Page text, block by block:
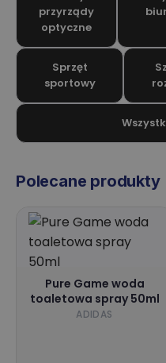
przyrządy
optyczne
Sprzęt
sportowy
Polecane produkty
Pure Game woda
toaletowa spray 50ml
ADIDAS